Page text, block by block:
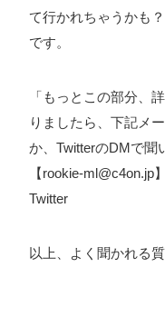
て行かれちゃうかも
です。
「もっとこの部分、
りましたら、下記メ
か、TwitterのDMで聞
【rookie-ml@c4on.jp】
Twitter
以上、よく聞かれる